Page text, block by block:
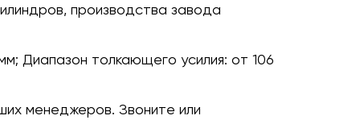
производства завода
Диапазон толкающего усилия: от 106
менеджеров. Звоните или